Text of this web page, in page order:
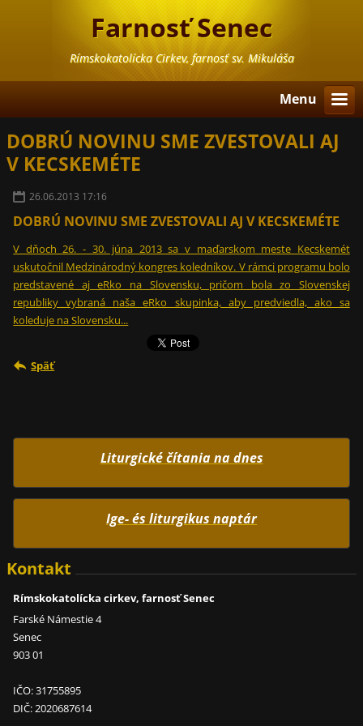
Farnosť Senec
Rímskokatolícka Cirkev, farnosť sv. Mikuláša
Menu
DOBRÚ NOVINU SME ZVESTOVALI AJ
V KECSKEMÉTE
26.06.2013 17:16
DOBRÚ NOVINU SME ZVESTOVALI AJ V KECSKEMÉTE
V dňoch 26. - 30. júna 2013 sa v maďarskom meste Kecskemét
uskutočnil Medzinárodný kongres koledníkov. V rámci programu bolo
predstavené aj eRko na Slovensku, pričom bola zo Slovenskej
republiky vybraná naša eRko skupinka, aby predviedla, ako sa
koleduje na Slovensku...
Späť
Liturgické čítania na dnes
Ige- és liturgikus naptár
Kontakt
Rímskokatolícka cirkev, farnosť Senec
Farské Námestie 4
Senec
903 01
IČO: 31755895
DIČ: 2020687614